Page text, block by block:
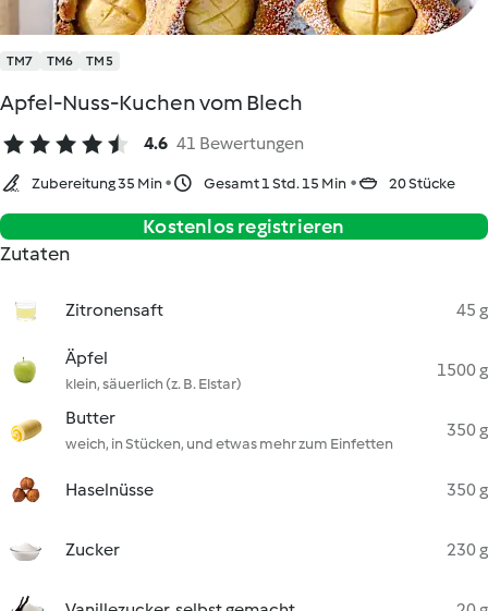
TM7 TM6 TM5
Apfel-Nuss-Kuchen vom Blech
4.6 41 Bewertungen
Zubereitung 35 Min Gesamt 1 Std. 15 Min 20 Stücke
Kostenlos registrieren
Zutaten
Zitronensaft 45 g
Äpfel
klein, säuerlich (z. B. Elstar)
1500 g
Butter
weich, in Stücken, und etwas mehr zum Einfetten
350 g
Haselnüsse 350 g
Zucker 230 g